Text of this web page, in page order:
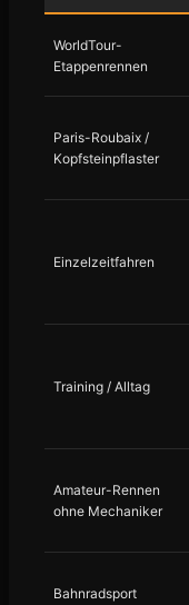
WorldTour-
Etappenrennen
Paris-Roubaix /
Kopfsteinpflaster
Einzelzeitfahren
Training / Alltag
Amateur-Rennen
ohne Mechaniker
Bahnradsport